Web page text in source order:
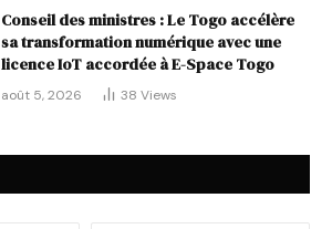
Conseil des ministres : Le Togo accélère
sa transformation numérique avec une
licence IoT accordée à E-Space Togo
août 5, 2026 38 Views